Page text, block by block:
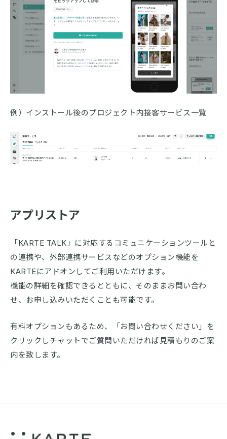
例）インストール後のプロジェクト内接客サービス一覧
アプリストア
「KARTE TALK」に対応するコミュニケーションツールと
の連携や、外部連携サービスなどのオプション機能を
KARTEにアドオンしてご利用いただけます。
機能の詳細を確認できるとともに、そのままお問い合わ
せ、お申し込みいただくことも可能です。
有料オプションもあるため、「お問い合わせください」を
クリックしチャットでご質問いただければ見積もりのご案
内を致します。